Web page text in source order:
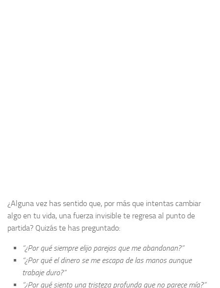
¿Alguna vez has sentido que, por más que intentas cambiar
algo en tu vida, una fuerza invisible te regresa al punto de
partida? Quizás te has preguntado:
“¿Por qué siempre elijo parejas que me abandonan?”
“¿Por qué el dinero se me escapa de las manos aunque
trabaje duro?”
“¿Por qué siento una tristeza profunda que no parece mía?”